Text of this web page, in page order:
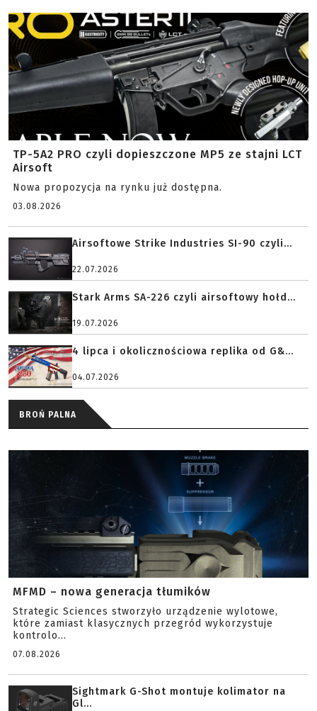
TP-5A2 PRO czyli dopieszczone MP5 ze stajni LCT
Airsoft
Nowa propozycja na rynku już dostępna.
03.08.2026
Airsoftowe Strike Industries SI-90 czyli...
22.07.2026
Stark Arms SA-226 czyli airsoftowy hołd...
19.07.2026
4 lipca i okolicznościowa replika od G&...
04.07.2026
BROŃ PALNA
MFMD – nowa generacja tłumików
Strategic Sciences stworzyło urządzenie wylotowe,
które zamiast klasycznych przegród wykorzystuje
kontrolo...
07.08.2026
Sightmark G-Shot montuje kolimator na
Gl...